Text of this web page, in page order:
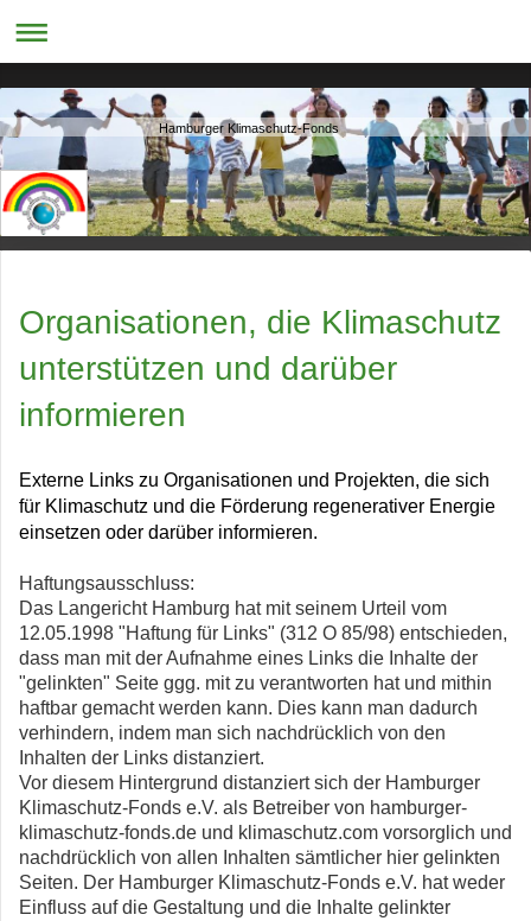
Hamburger Klimaschutz-Fonds
Organisationen, die Klimaschutz
unterstützen und darüber
informieren
Externe Links zu Organisationen und Projekten, die sich
für Klimaschutz und die Förderung regenerativer Energie
einsetzen oder darüber informieren.
Haftungsausschluss:
Das Langericht Hamburg hat mit seinem Urteil vom
12.05.1998 "Haftung für Links" (312 O 85/98) entschieden,
dass man mit der Aufnahme eines Links die Inhalte der
"gelinkten" Seite ggg. mit zu verantworten hat und mithin
haftbar gemacht werden kann. Dies kann man dadurch
verhindern, indem man sich nachdrücklich von den
Inhalten der Links distanziert.
Vor diesem Hintergrund distanziert sich der Hamburger
Klimaschutz-Fonds e.V. als Betreiber von hamburger-
klimaschutz-fonds.de und klimaschutz.com vorsorglich und
nachdrücklich von allen Inhalten sämtlicher hier gelinkten
Seiten. Der Hamburger Klimaschutz-Fonds e.V. hat weder
Einfluss auf die Gestaltung und die Inhalte gelinkter